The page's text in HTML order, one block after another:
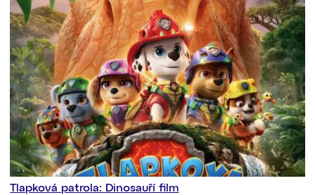
Tlapková patrola: Dinosauří film